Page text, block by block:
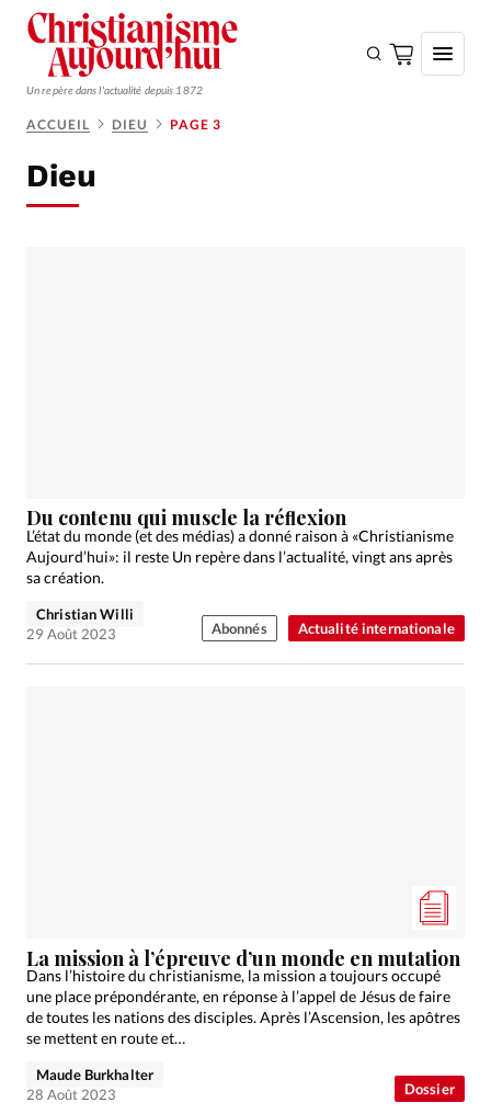
Un repère dans l'actualité depuis 1872
Monde
Devise:CHF
RUBRIQUES
Actualité internationale
Chronique
Culture
Dossier
Eglises Foi Génération réveil
Monde
ACCUEIL DIEU PAGE 3
Dieu
Actualité internationale
Du contenu qui muscle la réﬂexion
L’état du monde (et des médias) a donné raison à «Christianisme
Aujourd’hui»: il reste Un repère dans l’actualité, vingt ans après
sa création.
Christian Willi
29 Août 2023
Abonnés
Dossier
La mission à l’épreuve d’un monde en mutation
Dans l’histoire du christianisme, la mission a toujours occupé
une place prépondérante, en réponse à l’appel de Jésus de faire
de toutes les nations des disciples. Après l’Ascension, les apôtres
se mettent en route et…
Maude Burkhalter
28 Août 2023